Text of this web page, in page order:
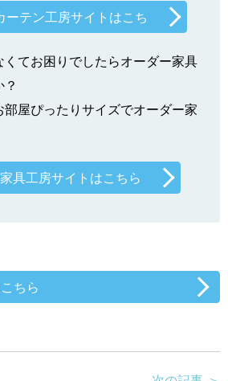
ーテン工房サイトはこち
くてお困りでしたらオーダー家具
部屋ぴったりサイズでオーダー家
具工房サイトはこちら
ちら